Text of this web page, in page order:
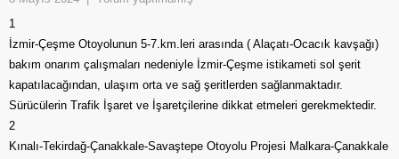
1
İzmir-Çeşme Otoyolunun 5-7.km.leri arasında ( Alaçatı-Ocacık kavşağı)
bakım onarım çalışmaları nedeniyle İzmir-Çeşme istikameti sol şerit
kapatılacağından, ulaşım orta ve sağ şeritlerden sağlanmaktadır.
Sürücülerin Trafik İşaret ve İşaretçilerine dikkat etmeleri gerekmektedir.
2
Kınalı-Tekirdağ-Çanakkale-Savaştepe Otoyolu Projesi Malkara-Çanakkale